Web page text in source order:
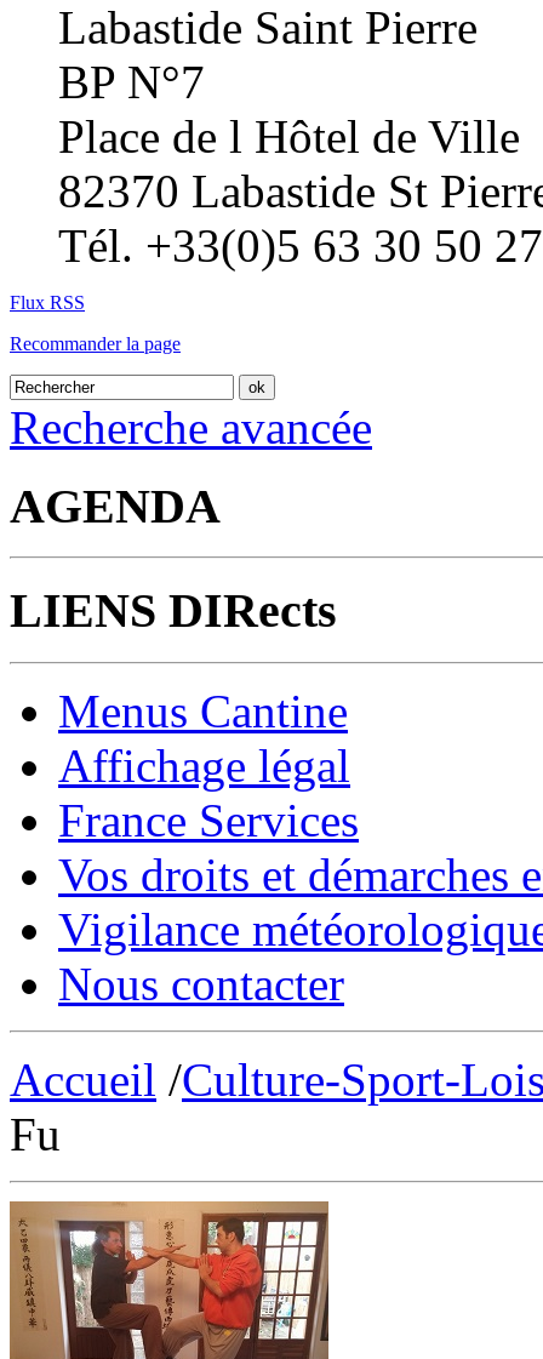
Labastide Saint Pierre
BP N°7
Place de l Hôtel de Ville
82370 Labastide St
Tél. +33(0)5 63 30 50 27
Flux RSS
Recommander la page
Recherche avancée
AGENDA
LIENS DIRects
Menus Cantine
Affichage légal
France Services
Vos droits et démarches
Vigilance
Nous contacter
Accueil /Culture-Sport-
Fu